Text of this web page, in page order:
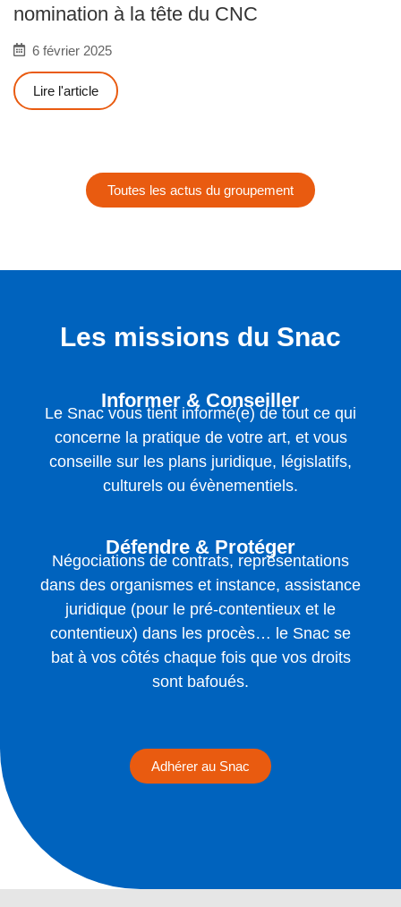
nomination à la tête du CNC
6 février 2025
Lire l'article
Toutes les actus du groupement
Les missions du Snac
Informer & Conseiller
Le Snac vous tient informé(e) de tout ce qui
concerne la pratique de votre art, et vous
conseille sur les plans juridique, législatifs,
culturels ou évènementiels.
Défendre & Protéger
Négociations de contrats, représentations
dans des organismes et instance, assistance
juridique (pour le pré-contentieux et le
contentieux) dans les procès… le Snac se
bat à vos côtés chaque fois que vos droits
sont bafoués.
Adhérer au Snac